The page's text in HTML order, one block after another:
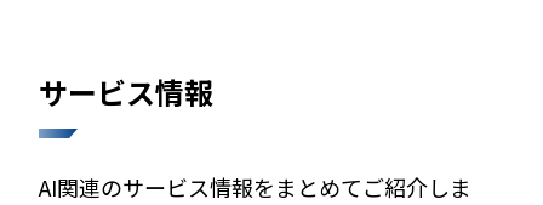
サービス情報
AI関連のサービス情報をまとめてご紹介しま